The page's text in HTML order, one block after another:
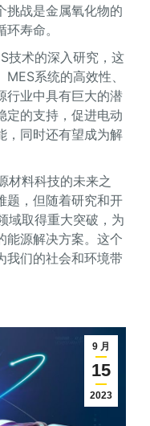
挑战是金属氧化物的
寿命。
技术的深入研究，这
系统的高效性、
行业中具有巨大的潜
定的支持，促进电动
，同时还有望成为解
材料科技的未来之
题，但随着研究和开
域取得重大突破，为
能源解决方案。这个
我们的社会和环境带
9 月
15
2023